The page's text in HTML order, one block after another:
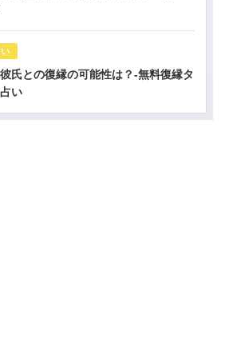
氏との復縁の可能性は？-無料復縁タ
い